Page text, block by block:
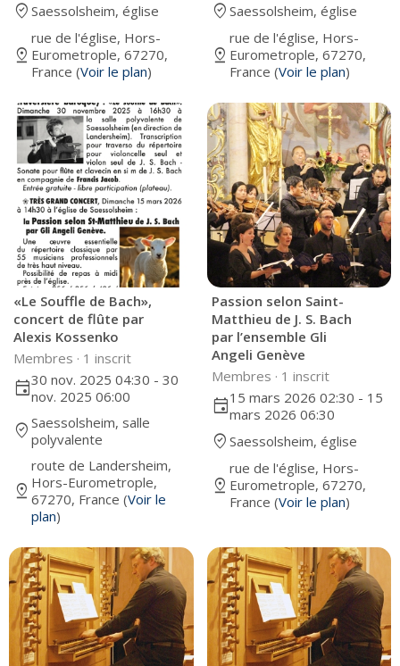
where_to_vote Saessolsheim, église
pin_drop
rue de l'église, Hors-
Eurometrople, 67270,
France (Voir le plan)
where_to_vote Saessolsheim, église
pin_drop
rue de l'église, Hors-
Eurometrople, 67270,
France (Voir le plan)
«Le Souffle de Bach»,
concert de flûte par
Alexis Kossenko
Membres · 1 inscrit
event30 nov. 2025 04:30 - 30
nov. 2025 06:00
where_to_vote Saessolsheim, salle
polyvalente
pin_drop
route de Landersheim,
Hors-Eurometrople,
67270, France (Voir le
plan)
Passion selon Saint-
Matthieu de J. S. Bach
par l’ensemble Gli
Angeli Genève
Membres · 1 inscrit
event15 mars 2026 02:30 - 15
mars 2026 06:30
where_to_vote Saessolsheim, église
pin_drop
rue de l'église, Hors-
Eurometrople, 67270,
France (Voir le plan)